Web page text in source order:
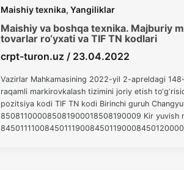
Maishiy texnika,Yangiliklar
Maishiy va boshqa texnika. Majburiy
tovarlar ro‘yxati va TIF TN kodlari
crpt-turon.uz/ 23.04.2022
Vazirlar Mahkamasining 2022-yil 2-apreldagi
raqamli markirovkalash tizimini joriy etish
pozitsiya kodi TIF TN kodi Birinchi guruh
850811000085081900018508190009 Kir yuvish